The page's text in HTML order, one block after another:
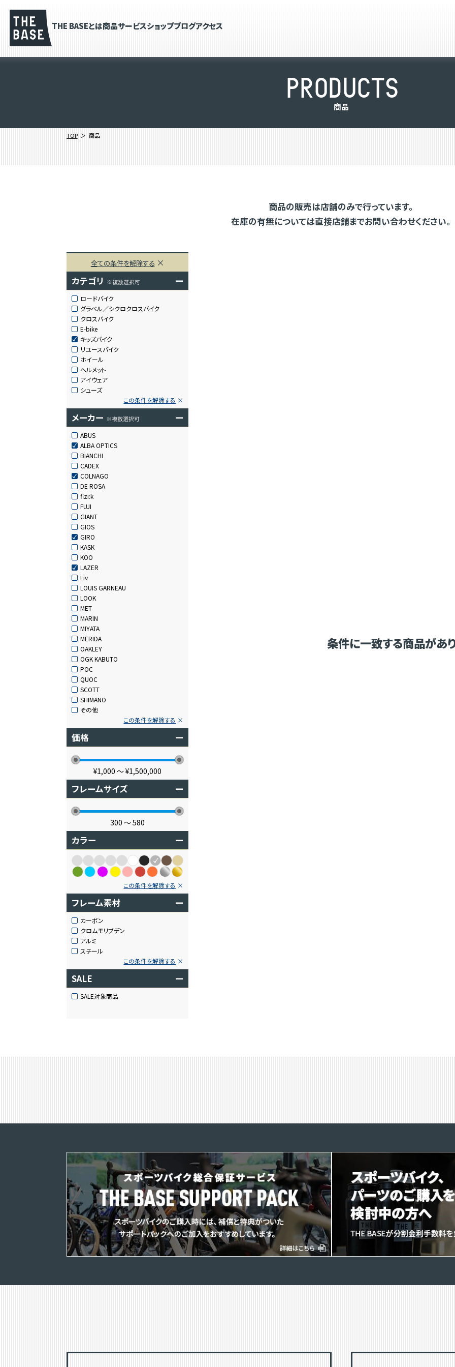
THE BASEとは商品サービスショップブログアクセス
PRODUCTS
商品
TOP 商品
商品の販売は店舗のみで行っています。
在庫の有無については直接店舗までお問い合わせください。
全ての条件を解除する
カテゴリ ※複数選択可 ー
ロードバイク
グラベル／シクロクロスバイク
クロスバイク
E-bike
キッズバイク
リユースバイク
ホイール
ヘルメット
アイウェア
シューズ
この条件を解除する
メーカー ※複数選択可 ー
ABUS
ALBA OPTICS
BIANCHI
CADEX
COLNAGO
DE ROSA
fizi:k
FUJI
GIANT
GIOS
GIRO
KASK
KOO
LAZER
Liv
LOUIS GARNEAU
LOOK
MET
MARIN
MIYATA
MERIDA
OAKLEY
OGK KABUTO
POC
QUOC
SCOTT
SHIMANO
その他
この条件を解除する
価格 ー
¥1,000 〜¥1,500,000
フレームサイズ ー
300 〜580
カラー ー
この条件を解除する
フレーム素材 ー
カーボン
クロムモリブデン
アルミ
スチール
この条件を解除する
SALE ー
SALE対象商品
条件に一致する商品があ